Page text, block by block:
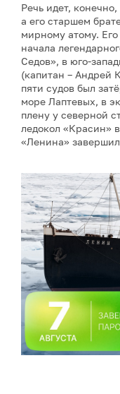
Речь идет,
а его старшем
мирному атому.
начала
Седов», в юго-
(капитан – Андрей
пяти судов был
море Лаптевых, в
плену у северной
ледокол «Красин»
«Ленина»